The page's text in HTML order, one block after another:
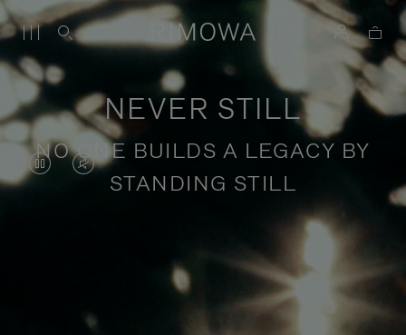
NEVER STILL
NO ONE BUILDS A LEGACY BY
STANDING STILL
IL
PAUSA,
IL
SILENZIATO,
PREMI
Storie di viaggi consapevoli